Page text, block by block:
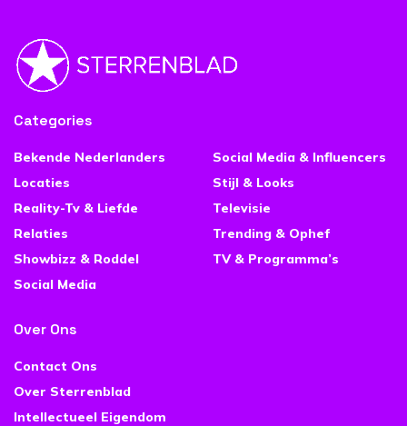
Categories
Bekende Nederlanders
Locaties
Reality-Tv & Liefde
Relaties
Showbizz & Roddel
Social Media
Social Media & Influencers
Stijl & Looks
Televisie
Trending & Ophef
TV & Programma’s
Over Ons
Contact Ons
Over Sterrenblad
Intellectueel Eigendom